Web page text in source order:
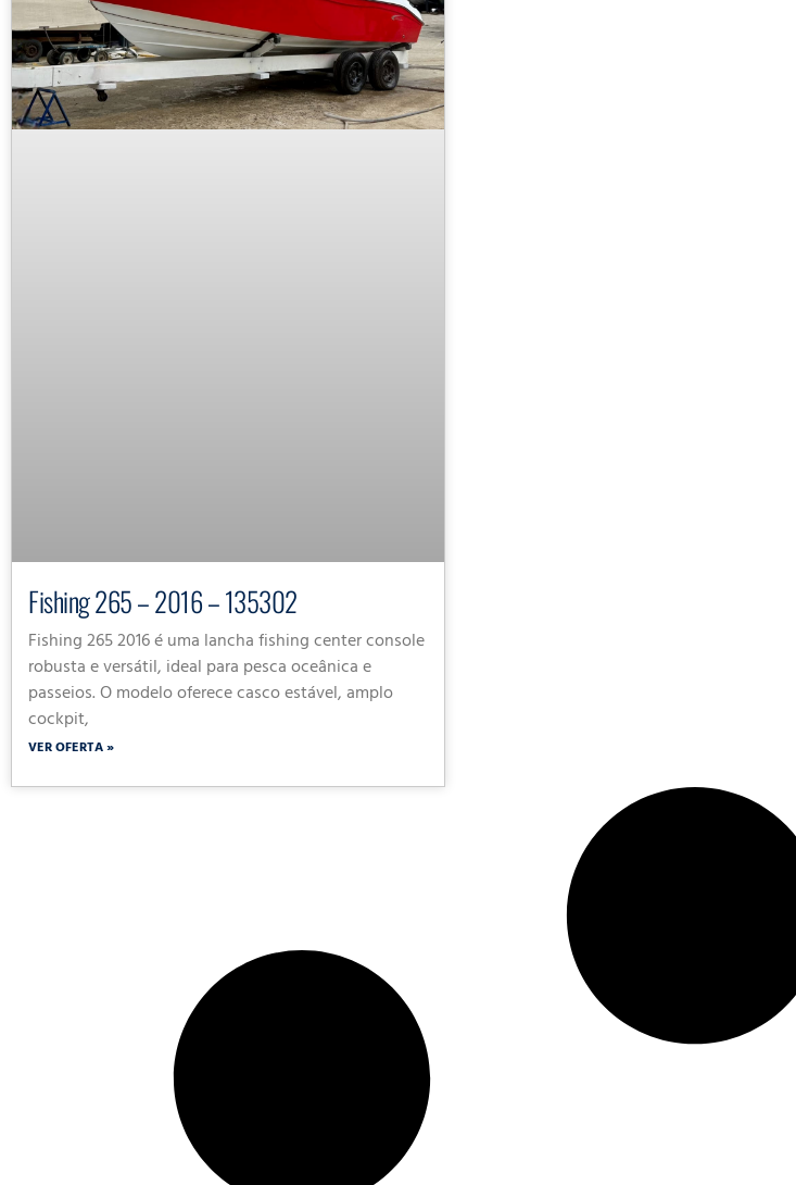
Fishing 265 – 2016 – 135302
Fishing 265 2016 é uma lancha fishing center console
robusta e versátil, ideal para pesca oceânica e
passeios. O modelo oferece casco estável, amplo
cockpit,
VER OFERTA »